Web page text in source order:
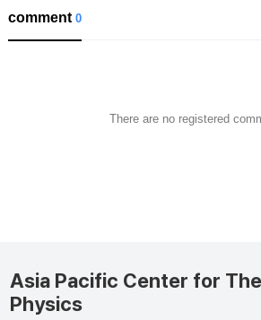
comment0
There are no registered
Asia Pacific Center for
Physics